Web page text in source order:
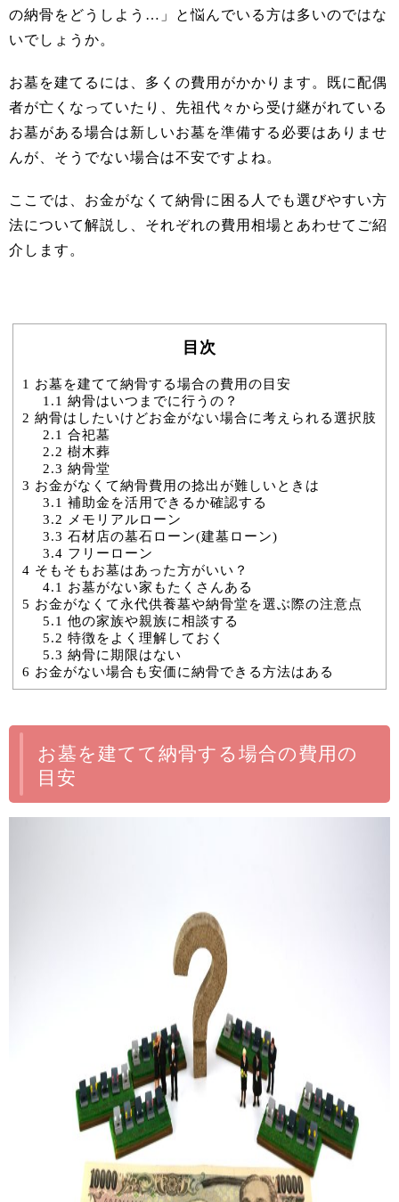
の納骨をどうしよう…」と悩んでいる方は多いのではな
いでしょうか。
お墓を建てるには、多くの費用がかかります。既に配偶
者が亡くなっていたり、先祖代々から受け継がれている
お墓がある場合は新しいお墓を準備する必要はありませ
んが、そうでない場合は不安ですよね。
ここでは、お金がなくて納骨に困る人でも選びやすい方
法について解説し、それぞれの費用相場とあわせてご紹
介します。
目次
1 お墓を建てて納骨する場合の費用の目安
1.1 納骨はいつまでに行うの？
2 納骨はしたいけどお金がない場合に考えられる選択肢
2.1 合祀墓
2.2 樹木葬
2.3 納骨堂
3 お金がなくて納骨費用の捻出が難しいときは
3.1 補助金を活用できるか確認する
3.2 メモリアルローン
3.3 石材店の墓石ローン(建墓ローン)
3.4 フリーローン
4 そもそもお墓はあった方がいい？
4.1 お墓がない家もたくさんある
5 お金がなくて永代供養墓や納骨堂を選ぶ際の注意点
5.1 他の家族や親族に相談する
5.2 特徴をよく理解しておく
5.3 納骨に期限はない
6 お金がない場合も安価に納骨できる方法はある
お墓を建てて納骨する場合の費用の
目安